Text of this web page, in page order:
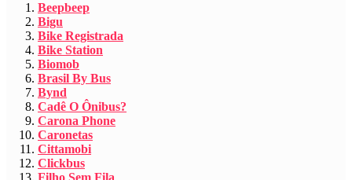
Beepbeep
Bigu
Bike Registrada
Bike Station
Biomob
Brasil By Bus
Bynd
Cadê O Ônibus?
Carona Phone
Caronetas
Cittamobi
Clickbus